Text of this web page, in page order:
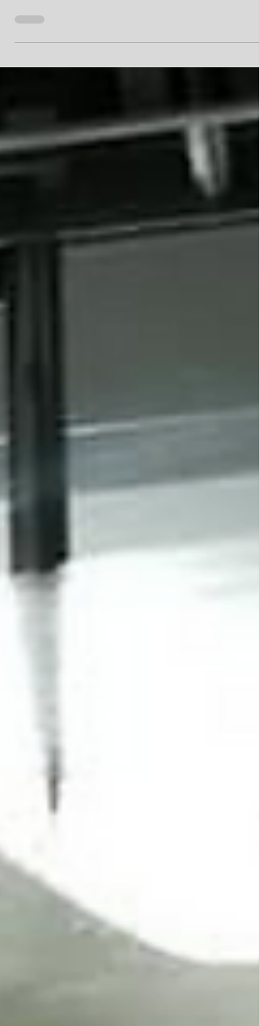
fabbricazione digitale ci può aiutare anche in...